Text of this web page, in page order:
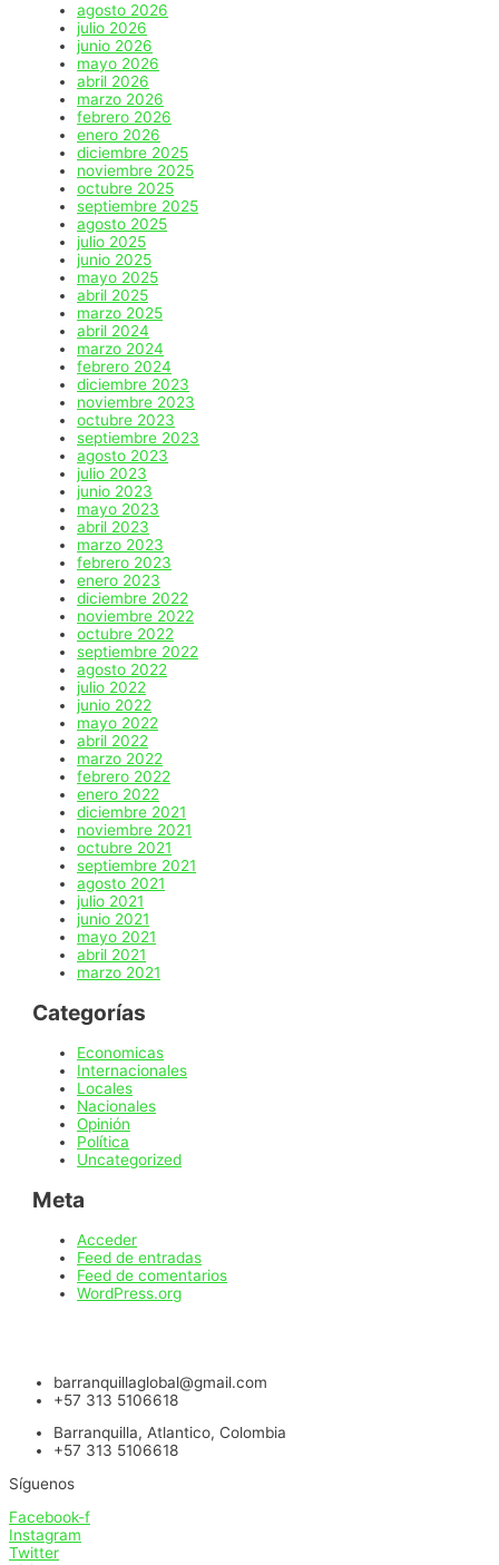
agosto 2026
julio 2026
junio 2026
mayo 2026
abril 2026
marzo 2026
febrero 2026
enero 2026
diciembre 2025
noviembre 2025
octubre 2025
septiembre 2025
agosto 2025
julio 2025
junio 2025
mayo 2025
abril 2025
marzo 2025
abril 2024
marzo 2024
febrero 2024
diciembre 2023
noviembre 2023
octubre 2023
septiembre 2023
agosto 2023
julio 2023
junio 2023
mayo 2023
abril 2023
marzo 2023
febrero 2023
enero 2023
diciembre 2022
noviembre 2022
octubre 2022
septiembre 2022
agosto 2022
julio 2022
junio 2022
mayo 2022
abril 2022
marzo 2022
febrero 2022
enero 2022
diciembre 2021
noviembre 2021
octubre 2021
septiembre 2021
agosto 2021
julio 2021
junio 2021
mayo 2021
abril 2021
marzo 2021
Categorías
Economicas
Internacionales
Locales
Nacionales
Opinión
Política
Uncategorized
Meta
Acceder
Feed de entradas
Feed de comentarios
WordPress.org
barranquillaglobal@gmail.com
+57 313 5106618
Barranquilla, Atlantico, Colombia
+57 313 5106618
Síguenos
Facebook-f
Instagram
Twitter